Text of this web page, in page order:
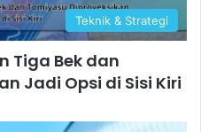
Teknik & Strategi
Tiga Bek dan
Jadi Opsi di Sisi Kiri